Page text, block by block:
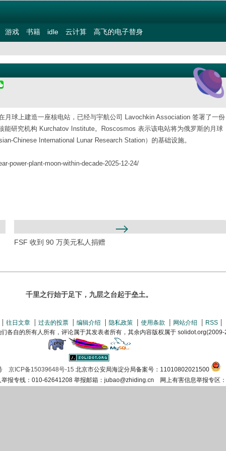
游戏 书籍 idle 云计算 高飞的电子替身
球上建造一座核电站，已经与宇航公司 Lavochkin Association 签署了一份
研究机构 Kurchatov Institute。Roscosmos 表示该电站将为俄罗斯的月球
Chinese International Lunar Research Station）的基础设施。
power-plant-moon-within-decade-2025-12-24/
FSF 收到 90 万美元私人捐赠
千里之行始于足下，九层之台起于垒土。
往日文章 过去的投票 编辑介绍 隐私政策 使用条款 网站介绍
RSS
各自的所有人所有，评论属于其发表者所有，其余内容版权属于 solidot.org(2009-
京ICP备15039648号-15 北京市公安局海淀分局备案号：11010802021500
报专线：010-62641208 举报邮箱：jubao@zhiding.cn 网上有害信息举报专区：